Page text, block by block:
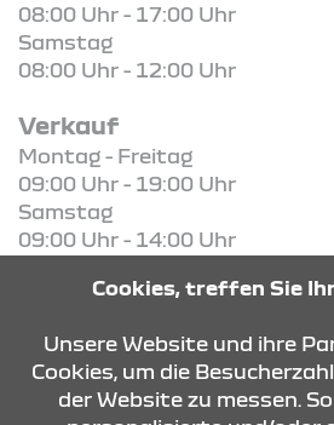
08:00 Uhr - 17:00 Uhr
Samstag
08:00 Uhr - 12:00 Uhr
Verkauf
Montag - Freitag
09:00 Uhr - 19:00 Uhr
Samstag
09:00 Uhr - 14:00 Uhr
Cookies, treffen Sie
Unsere Website und ihre
Cookies, um die
der Website zu messen.